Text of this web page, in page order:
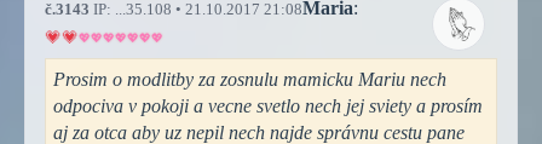
č.3143 IP: ...35.108 • 21.10.2017 21:08Maria:
Prosim o modlitby za zosnulu mamicku Mariu nech
odpociva v pokoji a vecne svetlo nech jej sviety a prosím
aj za otca aby uz nepil nech najde správnu cestu pane